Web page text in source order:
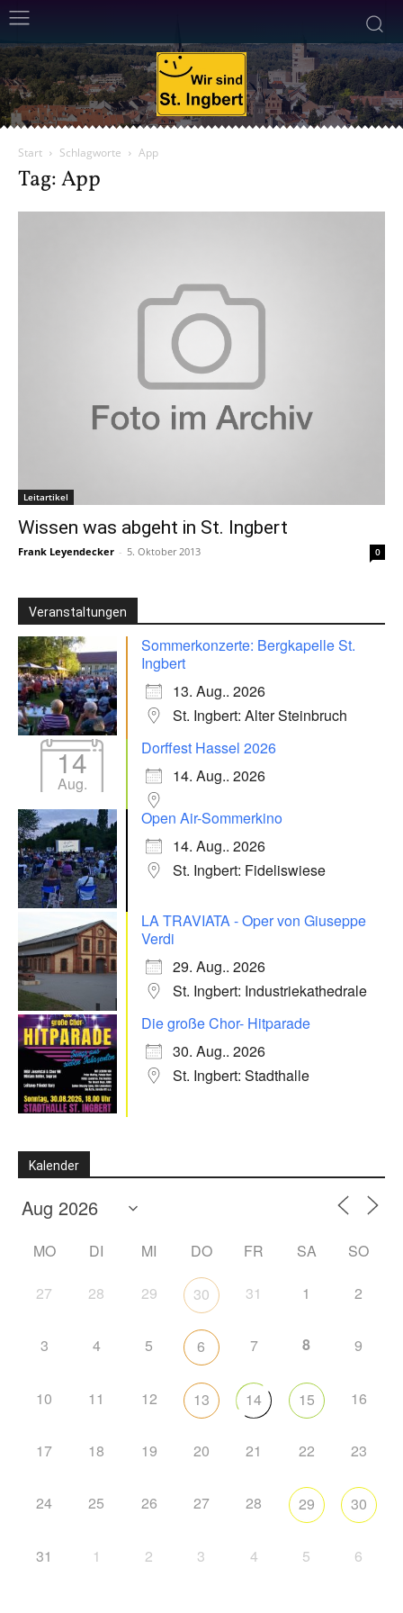
Start Schlagworte App
Tag: App
Leitartikel
Wissen was abgeht in St. Ingbert
Frank Leyendecker - 5. Oktober 2013 0
Veranstaltungen
Sommerkonzerte: Bergkapelle St.
Ingbert
13. Aug.. 2026
St. Ingbert: Alter Steinbruch
14
Aug.
Dorffest Hassel 2026
14. Aug.. 2026
Open Air-Sommerkino
14. Aug.. 2026
St. Ingbert: Fideliswiese
LA TRAVIATA - Oper von Giuseppe
Verdi
29. Aug.. 2026
St. Ingbert: Industriekathedrale
Die große Chor- Hitparade
30. Aug.. 2026
St. Ingbert: Stadthalle
Kalender
MO DI MI DO FR SA SO
27 28 29 30 31 1 2
3 4 5 6 7 8 9
10 11 12 13 14 15 16
17 18 19 20 21 22 23
24 25 26 27 28 29 30
31 1 2 3 4 5 6